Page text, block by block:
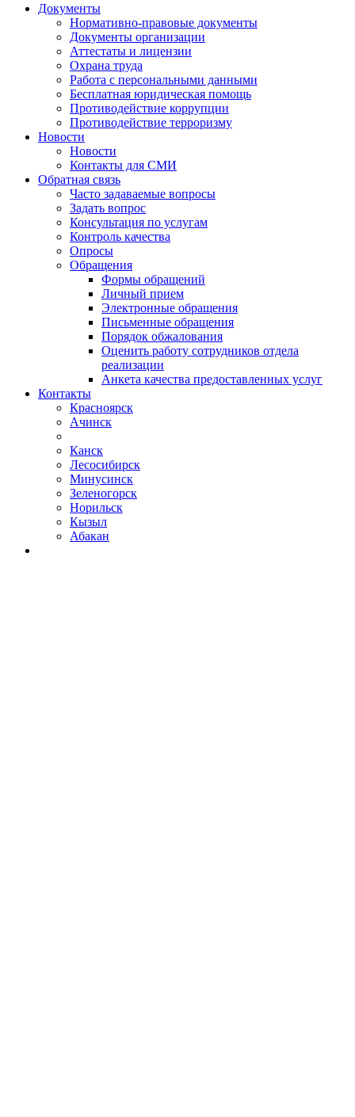
Документы
Нормативно-правовые документы
Документы организации
Аттестаты и лицензии
Охрана труда
Работа с персональными данными
Бесплатная юридическая помощь
Противодействие коррупции
Противодействие терроризму
Новости
Новости
Контакты для СМИ
Обратная связь
Часто задаваемые вопросы
Задать вопрос
Консультация по услугам
Контроль качества
Опросы
Обращения
Формы обращений
Личный прием
Электронные обращения
Письменные обращения
Порядок обжалования
Оценить работу сотрудников отдела
реализации
Анкета качества предоставленных услуг
Контакты
Красноярск
Ачинск
Канск
Лесосибирск
Минусинск
Зеленогорск
Норильск
Кызыл
Абакан